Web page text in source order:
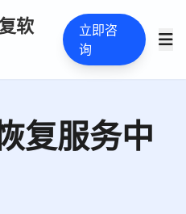
软
立即咨
询
复服务中